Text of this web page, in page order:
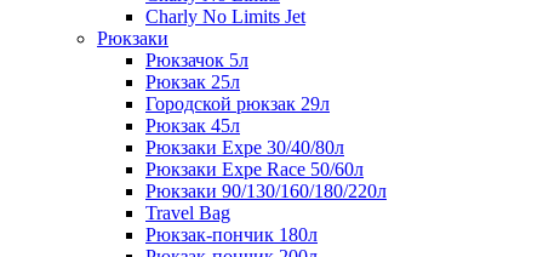
Charly No Limits Jet
Рюкзаки
Рюкзачок 5л
Рюкзак 25л
Городской рюкзак 29л
Рюкзак 45л
Рюкзаки Expe 30/40/80л
Рюкзаки Expe Race 50/60л
Рюкзаки 90/130/160/180/220л
Travel Bag
Рюкзак-пончик 180л